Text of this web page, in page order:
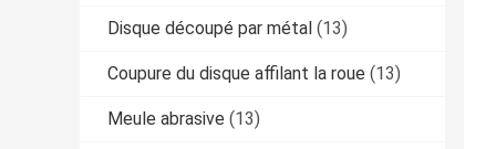
Disque découpé par métal (13)
Coupure du disque affilant la roue (13)
Meule abrasive (13)